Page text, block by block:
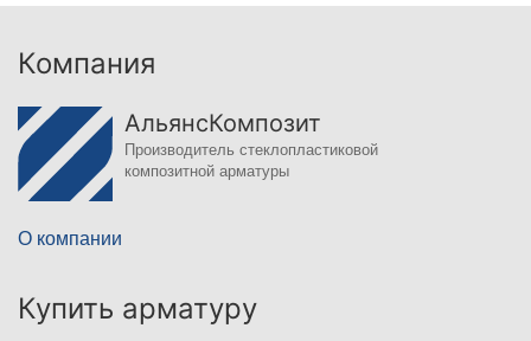
Компания
АльянсКомпозит
Производитель стеклопластиковой
композитной арматуры
О компании
Купить арматуру